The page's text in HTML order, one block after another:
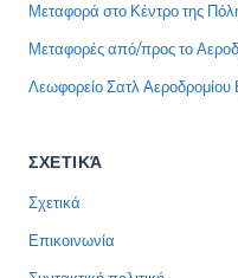
Μεταφορά στο Κέντρο της
Μεταφορές από/προς το
Λεωφορείο Σατλ
ΣΧΕΤΙΚΆ
Σχετικά
Επικοινωνία